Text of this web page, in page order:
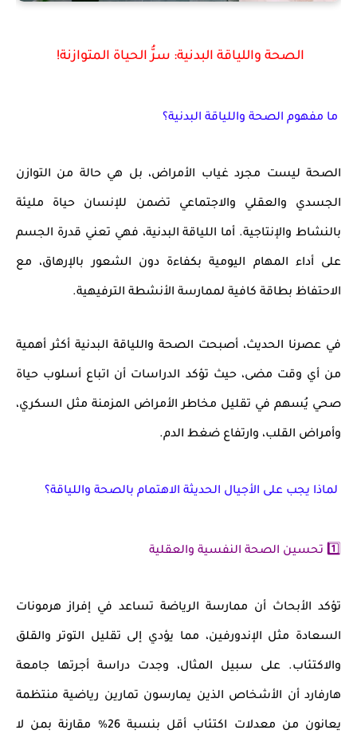
الصحة واللياقة البدنية: سرُّ الحياة المتوازنة!
ما مفهوم الصحة واللياقة البدنية؟
الصحة ليست مجردغياب الأمراض، بل هي حالة من التوازن
الجسدي والعقلي والاجتماعي تضمن للإنسان حياة مليئة
بالنشاط والإنتاجية. أما اللياقة البدنية، فهي تعني قدرة الجسم
على أداء المهام اليوميةبكفاءة دون الشعور بالإرهاق، مع
الاحتفاظ بطاقة كافية لممارسة الأنشطة الترفيهية.
في عصرنا الحديث، أصبحت الصحة واللياقة البدنية أكثر أهمية
من أي وقت مضى، حيث تؤكد الدراسات أن اتباع أسلوب حياة
صحي يُسهم في تقليل مخاطر الأمراض المزمنة مثل السكري،
وأمراض القلب، وارتفاع ضغط الدم.
لماذا يجب على الأجيال الحديثة الاهتمام بالصحة واللياقة؟
1️⃣ تحسين الصحة النفسية والعقلية
تؤكد الأبحاث أن ممارسة الرياضة تساعد في إفراز هرمونات
السعادة مثل الإندورفين، مما يؤدي إلى تقليل التوتر والقلق
والاكتئاب. على سبيل المثال، وجدت دراسة أجرتها جامعة
هارفارد أن الأشخاص الذين يمارسون تمارين رياضية منتظمة
يعانون من معدلات اكتئاب أقل بنسبة26% مقارنة بمن لا